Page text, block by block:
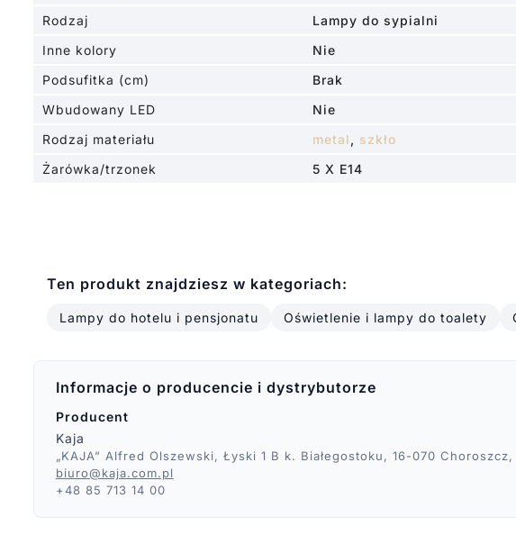
Rodzaj
Lampy do sypialni
Inne kolory
Nie
Podsufitka (cm)
Brak
Wbudowany LED
Nie
Rodzaj materiału
metal , szkło
Żarówka/trzonek
5 X E14
Ten produkt znajdziesz w kategoriach:
Lampy do hotelu i pensjonatu Oświetlenie i lampy do toalety
Informacje o producencie i dystrybutorze
Producent
Kaja
„KAJA” Alfred Olszewski, Łyski 1 B k. Białegostoku, 16-070 Choroszcz,
biuro@kaja.com.pl
+48 85 713 14 00